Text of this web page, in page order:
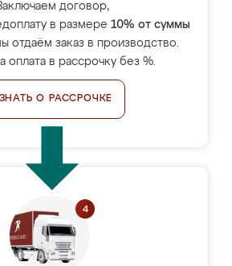
договор,
в размере 10% от суммы
отдаём заказ в производство.
оплата в рассрочку без %.
О РАССРОЧКЕ